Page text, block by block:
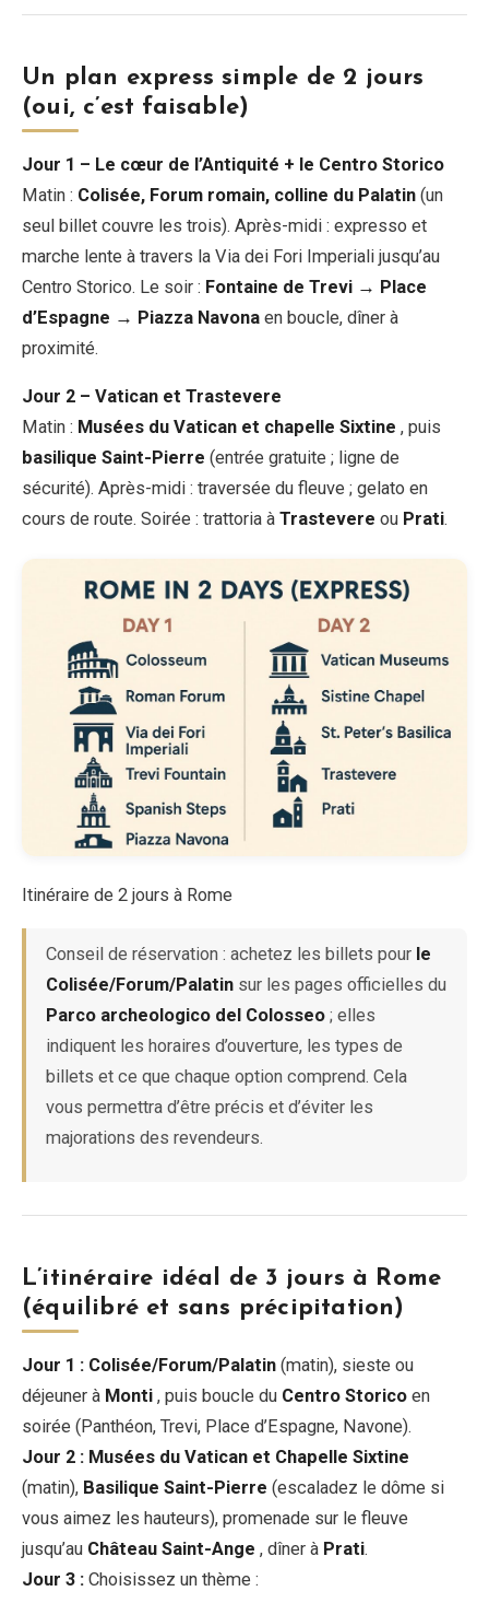
Un plan express simple de 2 jours
(oui, c’est faisable)
Jour 1 – Le cœur de l’Antiquité + le Centro Storico
Matin : Colisée, Forum romain, colline du Palatin (un
seul billet couvre les trois). Après-midi : expresso et
marche lente à travers la Via dei Fori Imperiali jusqu’au
Centro Storico. Le soir : Fontaine de Trevi → Place
d’Espagne → Piazza Navona en boucle, dîner à
proximité.
Jour 2 – Vatican et Trastevere
Matin : Musées du Vatican et chapelle Sixtine , puis
basilique Saint-Pierre (entrée gratuite ; ligne de
sécurité). Après-midi : traversée du fleuve ; gelato en
cours de route. Soirée : trattoria à Trastevere ou Prati.
Itinéraire de 2 jours à Rome
Conseil de réservation : achetez les billets pour le
Colisée/Forum/Palatin sur les pages officielles du
Parco archeologico del Colosseo ; elles
indiquent les horaires d’ouverture, les types de
billets et ce que chaque option comprend. Cela
vous permettra d’être précis et d’éviter les
majorations des revendeurs.
L’itinéraire idéal de 3 jours à Rome
(équilibré et sans précipitation)
Jour 1 : Colisée/Forum/Palatin (matin), sieste ou
déjeuner à Monti , puis boucle du Centro Storico en
soirée (Panthéon, Trevi, Place d’Espagne, Navone).
Jour 2 : Musées du Vatican et Chapelle Sixtine
(matin), Basilique Saint-Pierre (escaladez le dôme si
vous aimez les hauteurs), promenade sur le fleuve
jusqu’au Château Saint-Ange , dîner à Prati.
Jour 3 : Choisissez un thème :